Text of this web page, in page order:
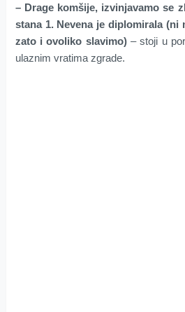
– Drage komšije, izvinjavamo se
stana 1. Nevena je diplomirala (ni
zato i ovoliko slavimo)– stoji u
ulaznim vratima zgrade.